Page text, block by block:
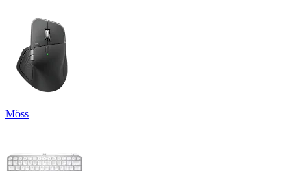
Möss